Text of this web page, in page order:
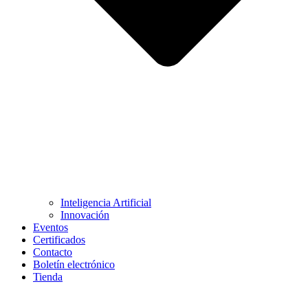
Inteligencia Artificial
Innovación
Eventos
Certificados
Contacto
Boletín electrónico
Tienda